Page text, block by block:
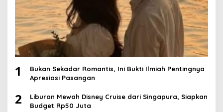
1
Bukan Sekadar Romantis, Ini Bukti Ilmiah Pentingnya
Apresiasi Pasangan
2
Liburan Mewah Disney Cruise dari Singapura, Siapkan
Budget Rp50 Juta